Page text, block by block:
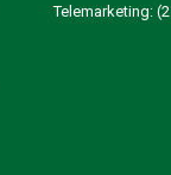
Telemarketing: